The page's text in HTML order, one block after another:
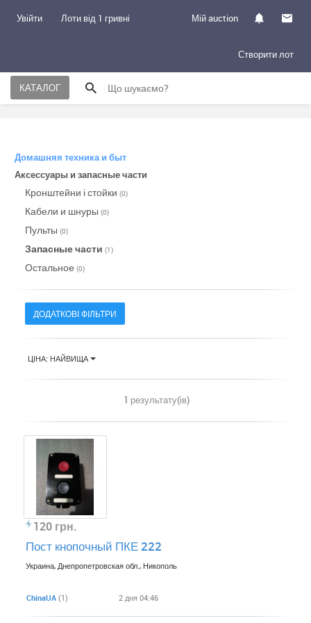
Увійти Лоти від 1 гривні Мій auction
Створити лот
КАТАЛОГ
Домашняя техника и быт
Аксессуары и запасные части
Кронштейни і стойки (0)
Кабели и шнуры (0)
Пульты (0)
Запасные части (1)
Остальное (0)
ДОДАТКОВІ ФІЛЬТРИ
ЦІНА: НАЙВИЩА
1 результату(ів)
120 грн.
Пост кнопочный ПКЕ 222
Украина, Днепропетровская обл., Никополь
ChinaUA (1) 2 дня 04:46